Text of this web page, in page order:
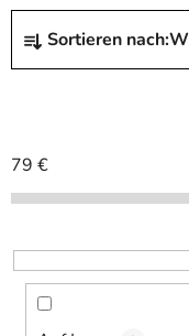
P
o
k
t
o
r
Sortieren nach:
79 €